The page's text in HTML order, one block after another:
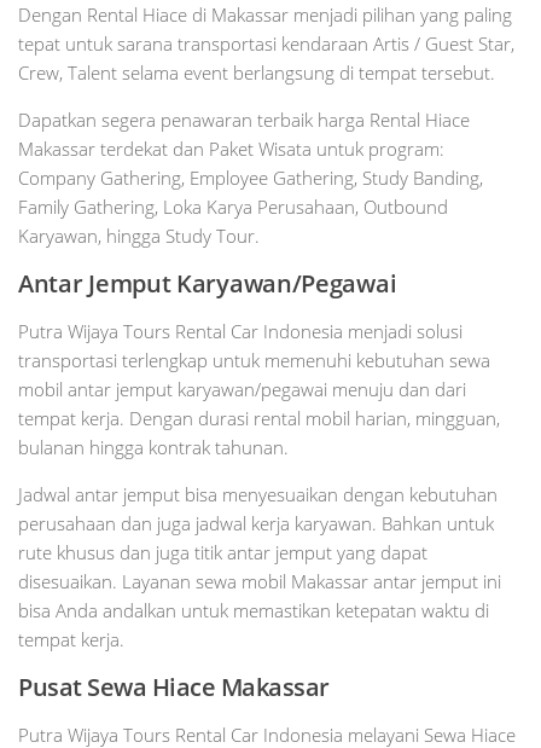
Dengan Rental Hiace di Makassar menjadi pilihan yang paling
tepat untuk sarana transportasi kendaraan Artis / Guest Star,
Crew, Talent selama event berlangsung di tempat tersebut.
Dapatkan segera penawaran terbaik harga Rental Hiace
Makassar terdekat dan Paket Wisata untuk program:
Company Gathering, Employee Gathering, Study Banding,
Family Gathering, Loka Karya Perusahaan, Outbound
Karyawan, hingga Study Tour.
Antar Jemput Karyawan/Pegawai
Putra Wijaya Tours Rental Car Indonesia menjadi solusi
transportasi terlengkap untuk memenuhi kebutuhan sewa
mobil antar jemput karyawan/pegawai menuju dan dari
tempat kerja. Dengan durasi rental mobil harian, mingguan,
bulanan hingga kontrak tahunan.
Jadwal antar jemput bisa menyesuaikan dengan kebutuhan
perusahaan dan juga jadwal kerja karyawan. Bahkan untuk
rute khusus dan juga titik antar jemput yang dapat
disesuaikan. Layanan sewa mobil Makassar antar jemput ini
bisa Anda andalkan untuk memastikan ketepatan waktu di
tempat kerja.
Pusat Sewa Hiace Makassar
Putra Wijaya Tours Rental Car Indonesia melayani Sewa Hiace